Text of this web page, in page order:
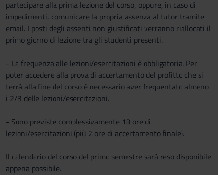
partecipare alla prima lezione del corso, oppure, in caso di
impedimenti, comunicare la propria assenza al tutor tramite
email. I posti degli assenti non giustificati verranno riallocati il
primo giorno di lezione tra gli studenti presenti.
- La frequenza alle lezioni/esercitazioni è obbligatoria. Per
poter accedere alla prova di accertamento del profitto che si
terrà alla fine del corso è necessario aver frequentato almeno
i 2/3 delle lezioni/esercitazioni.
- Sono previste complessivamente 18 ore di
lezioni/esercitazioni (più 2 ore di accertamento finale).
Il calendario del corso del primo semestre sarà reso disponibile
appena possibile.